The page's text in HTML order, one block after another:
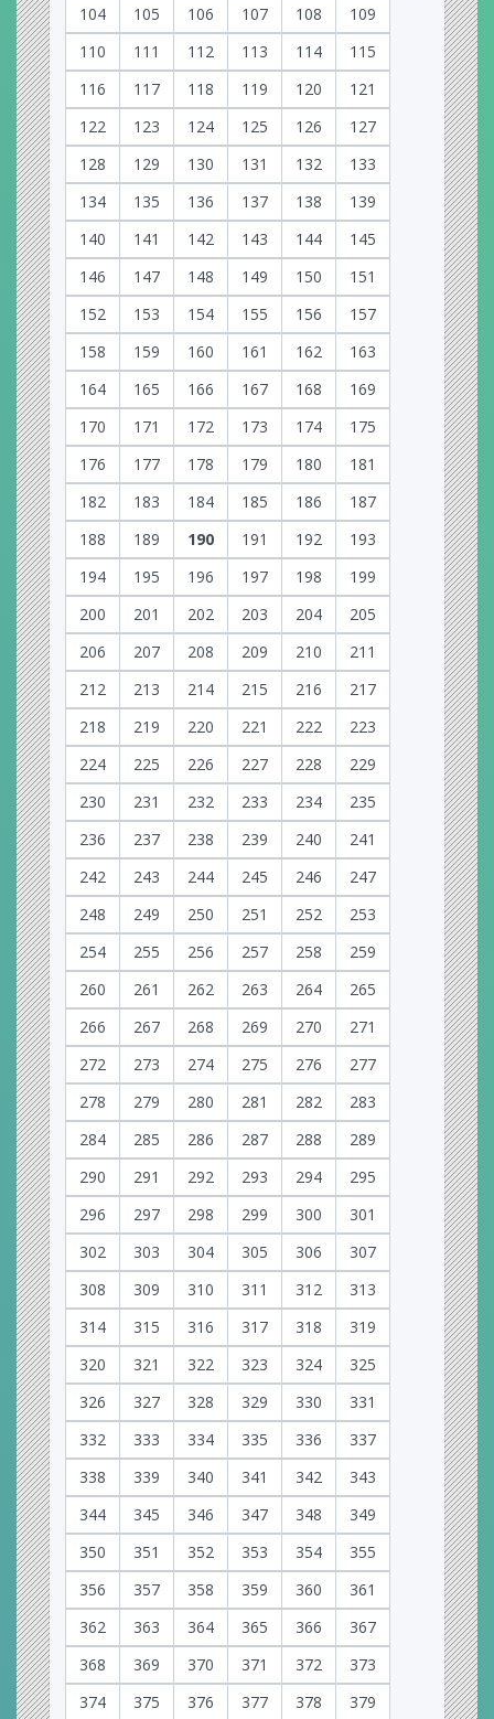
104
105 106 107 108
109
110
111 112 113 114
115
116
117 118 119 120
121
122
123 124 125 126
127
128
129 130 131 132
133
134
135 136 137 138
139
140
141 142 143 144
145
146
147 148 149 150
151
152
153 154 155 156
157
158
159 160 161 162
163
164
165 166 167 168
169
170
171 172 173 174
175
176
177 178 179 180
181
182
183 184 185 186
187
188
189 190 191 192
193
194
195 196 197 198
199
200
201 202 203 204
205
206
207 208 209 210
211
212
213 214 215 216
217
218
219 220 221 222
223
224
225 226 227 228
229
230
231 232 233 234
235
236
237 238 239 240
241
242
243 244 245 246
247
248
249 250 251 252
253
254
255 256 257 258
259
260
261 262 263 264
265
266
267 268 269 270
271
272
273 274 275 276
277
278
279 280 281 282
283
284
285 286 287 288
289
290
291 292 293 294
295
296
297 298 299 300
301
302
303 304 305 306
307
308
309 310 311 312
313
314
315 316 317 318
319
320
321 322 323 324
325
326
327 328 329 330
331
332
333 334 335 336
337
338
339 340 341 342
343
344
345 346 347 348
349
350
351 352 353 354
355
356
357 358 359 360
361
362
363 364 365 366
367
368
369 370 371 372
373
374
375 376 377 378 379